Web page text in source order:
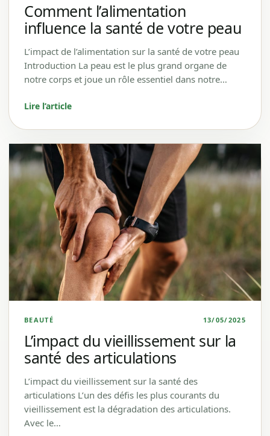
Comment l’alimentation
influence la santé de votre peau
L’impact de l’alimentation sur la santé de votre peau
Introduction La peau est le plus grand organe de
notre corps et joue un rôle essentiel dans notre…
Lire l’article
BEAUTÉ 13/05/2025
L’impact du vieillissement sur la
santé des articulations
L’impact du vieillissement sur la santé des
articulations L’un des défis les plus courants du
vieillissement est la dégradation des articulations.
Avec le…